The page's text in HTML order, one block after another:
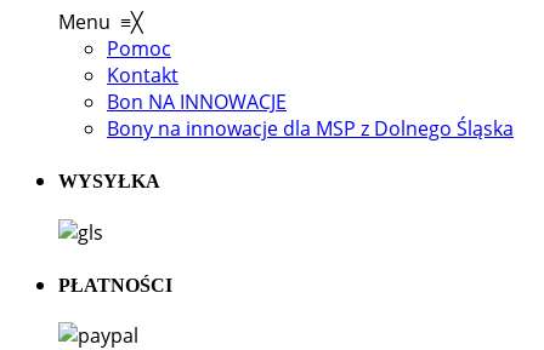
Menu ≡╳
Pomoc
Kontakt
Bon NA INNOWACJE
Bony na innowacje dla MSP z Dolnego Śląska
WYSYŁKA
PŁATNOŚCI